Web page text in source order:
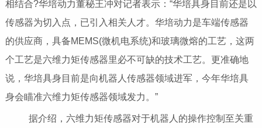
相结合?华培动力董秘王冲对记者表示：“华培具身目前还是以
传感器为切入点，已引入相关人才。华培动力是车端传感器
的供应商，具备MEMS(微机电系统)和玻璃微熔的工艺，这两
个工艺是六维力矩传感器里必不可缺的技术工艺。更准确地
说，华培具身目前是向机器人传感器领域进军，今年华培具
身会瞄准六维力矩传感器领域发力。”
据介绍，六维力矩传感器对于机器人的操作控制至关重